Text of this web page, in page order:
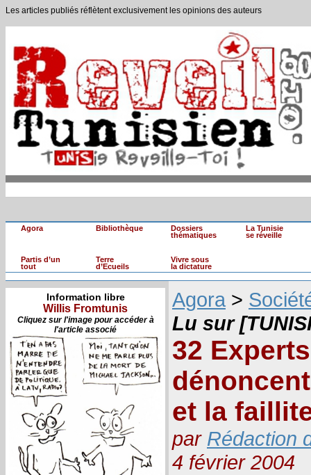
Les articles publiés réflètent exclusivement les opinions des auteurs
Agora Bibliothèque
Dossiers
thématiques
La Tunisie
se réveille
Partis d’un
tout
Terre
d’Ecueils
Vivre sous
la dictature
Information libre
Willis Fromtunis
Cliquez sur l'image pour accéder à
l'article associé
Agora >
Lu sur
32
et la
par Rédaction
4 février 2004